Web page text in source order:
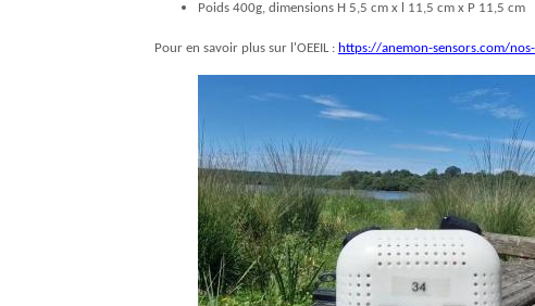
Poids 400g, dimensions H 5,5 cm x l 11,5 cm x P 11,5 cm
Pour en savoir plus sur l'OEEIL : https://anemon-sensors.com/